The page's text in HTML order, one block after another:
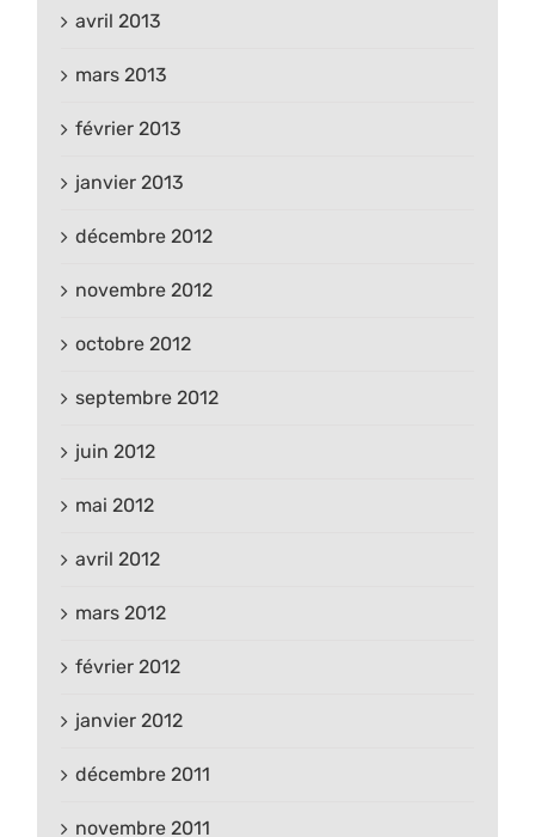
avril 2013
mars 2013
février 2013
janvier 2013
décembre 2012
novembre 2012
octobre 2012
septembre 2012
juin 2012
mai 2012
avril 2012
mars 2012
février 2012
janvier 2012
décembre 2011
novembre 2011